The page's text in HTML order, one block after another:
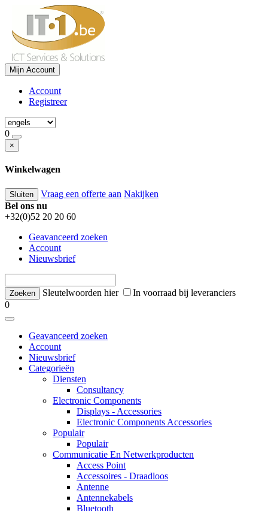
Mijn Account
Account
Registreer
0
×
Winkelwagen
Sluiten Vraag een offerte aan Nakijken
Bel ons nu
+32(0)52 20 20 60
Geavanceerd zoeken
Account
Nieuwsbrief
Sleutelwoorden hier
In voorraad bij leveranciers
0
Geavanceerd zoeken
Account
Nieuwsbrief
Categorieën
Diensten
Consultancy
Electronic Components
Displays - Accessories
Electronic Components Accessories
Populair
Populair
Communicatie En Netwerkproducten
Access Point
Accessoires - Draadloos
Antenne
Antennekabels
Bluetooth